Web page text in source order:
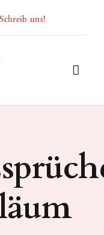
Schreib uns!